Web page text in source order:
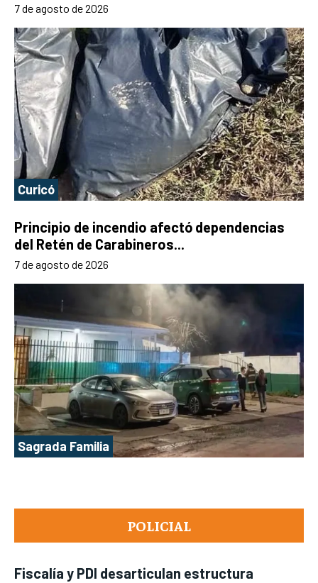
POLICIAL
Fiscalía y PDI desarticulan estructura
7 de agosto de 2026
Curicó
Principio de incendio afectó dependencias
del Retén de Carabineros...
7 de agosto de 2026
Sagrada Familia